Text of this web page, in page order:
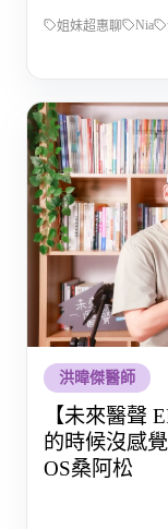
姐妹超惠聊 Nia
洪暐傑醫師
【未來醫聲
的時候沒感
OS桑阿松